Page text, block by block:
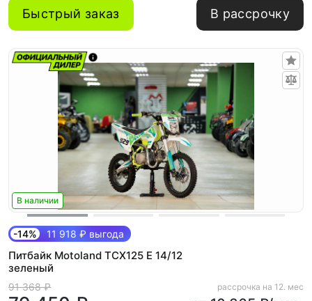
Быстрый заказ В рассрочку
В наличии
-14% 11 918 ₽ выгода
Питбайк Motoland TCX125 E 14/12
зеленый
91 368 ₽ рассрочка на 12. мес